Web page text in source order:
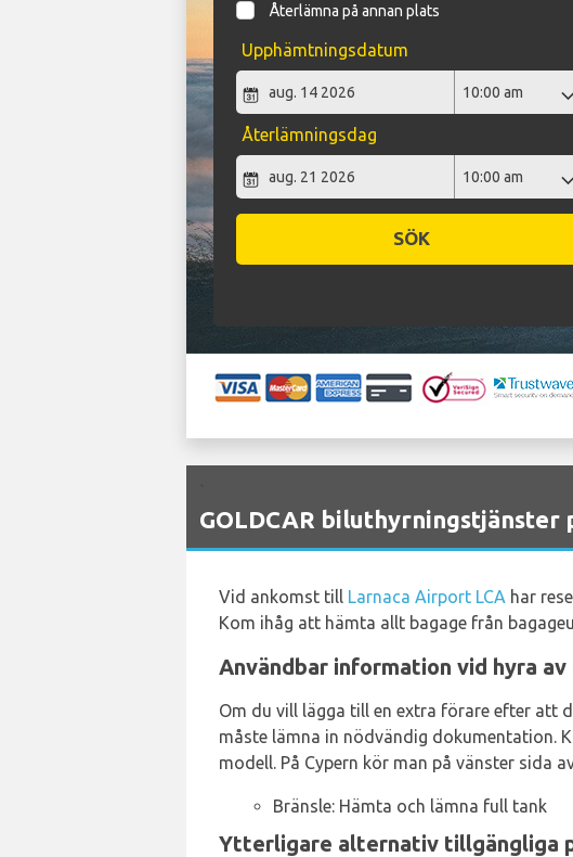
Återlämna på annan plats
Upphämtningsdatum
Återlämningsdag
SÖK
GOLDCAR biluthyrningstjänster
Vid ankomst till Larnaca Airport LCA har
Kom ihåg att hämta allt bagage från
Användbar information vid hyra
Om du vill lägga till en extra förare efter att
måste lämna in nödvändig dokumentation.
modell. På Cypern kör man på vänster sida
Bränsle: Hämta och lämna full tank
Ytterligare alternativ tillgängliga